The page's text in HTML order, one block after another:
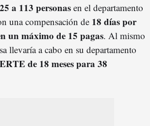
a 113 personas en el departamento
una compensación de 18 días por
un máximo de 15 pagas. Al mismo
llevaría a cabo en su departamento
ERTE de 18 meses para 38